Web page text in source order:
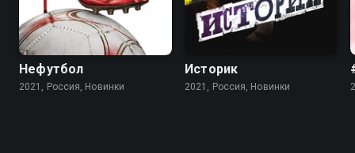
Нефутбол
2021, Россия, Новинки
Историк
2021, Россия, Новинки